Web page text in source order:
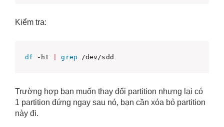
Kiểm tra:
df -hT grep /dev/sdd
Trường hợp bạn muốn thay đổi partition nhưng lại có
1 partition đứng ngay sau nó, bạn cần xóa bỏ partition
này đi.